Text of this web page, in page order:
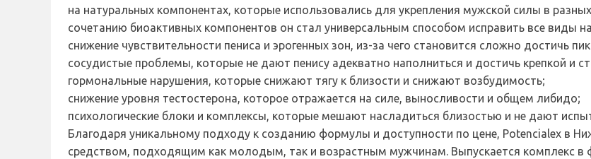
на натуральных компонентах, которые использовались для укрепления мужской силы в
сочетанию биоактивных компонентов он стал универсальным способом исправить все виды
снижение чувствительности пениса и эрогенных зон, из-за чего становится сложно достичь
сосудистые проблемы, которые не дают пенису адекватно наполниться и достичь крепкой и
гормональные нарушения, которые снижают тягу к близости и снижают возбудимость;
снижение уровня тестостерона, которое отражается на силе, выносливости и общем либидо;
психологические блоки и комплексы, которые мешают насладиться близостью и не дают
Благодаря уникальному подходу к созданию формулы и доступности по цене, Potencialex в
средством, подходящим как молодым, так и возрастным мужчинам. Выпускается комплекс в